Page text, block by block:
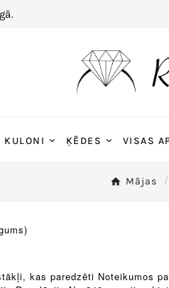
KULONI ĶĒDES VISAS
Mājas
kas paredzēti Noteikumos